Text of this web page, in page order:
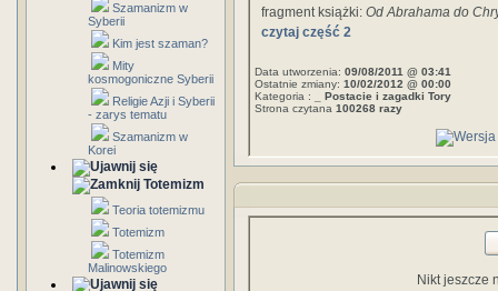
Szamanizm w
Syberii
Kim jest szaman?
Mity
kosmogoniczne Syberii
Religie Azji i Syberii
- zarys tematu
Szamanizm w
Korei
Totemizm
Teoria totemizmu
Totemizm
Totemizm
Malinowskiego
fragment książki: Od Abrahama do
czytaj część 2
Data utworzenia: 09/08/2011 @ 03:41
Ostatnie zmiany: 10/02/2012 @ 00:00
Kategoria :
_ Postacie i zagadki Tory
Strona czytana 100268 razy
Nikt jeszcze